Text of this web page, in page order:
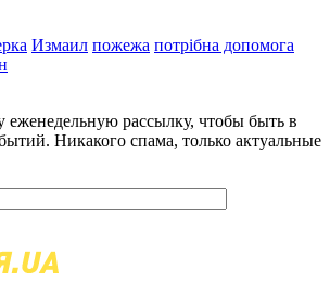
Измаил пожежа потрібна допомога
рассылку, чтобы быть в
Никакого спама, только актуальные